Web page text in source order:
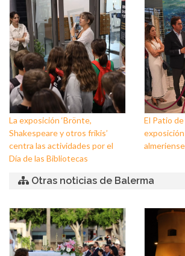
sobre los escenarios
Semana
La exposición ‘Brönte,
Shakespeare y otros frikis’
centra las actividades por el
Día de las Bibliotecas
El Patio
Otras noticias de Balerma